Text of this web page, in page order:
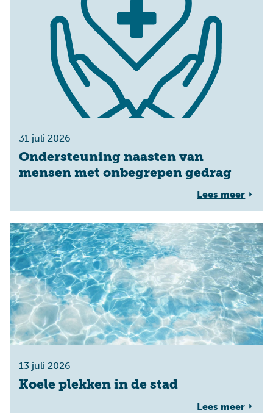
31 juli 2026
Ondersteuning naasten van
mensen met onbegrepen gedrag
Lees meer
13 juli 2026
Koele plekken in de stad
Lees meer